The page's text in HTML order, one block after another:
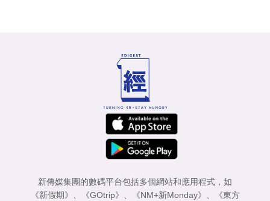
新傳媒集團的數碼平台包括多個網站和應用程式，如
《新假期》 、 《GOtrip》 、 《NM+新Monday》 、
《東方